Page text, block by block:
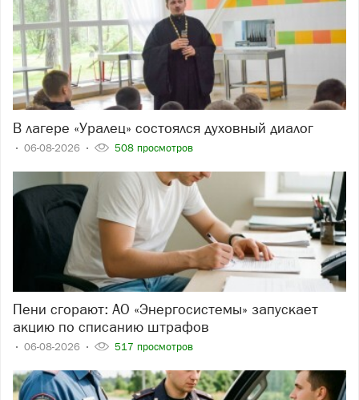
В лагере «Уралец» состоялся духовный диалог
06-08-2026 508 просмотров
Пени сгорают: АО «Энергосистемы» запускает
акцию по списанию штрафов
06-08-2026 517 просмотров